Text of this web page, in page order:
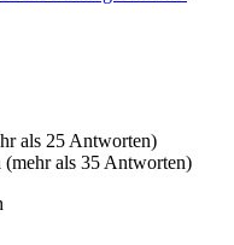
als 25 Antworten)
(mehr als 35 Antworten)